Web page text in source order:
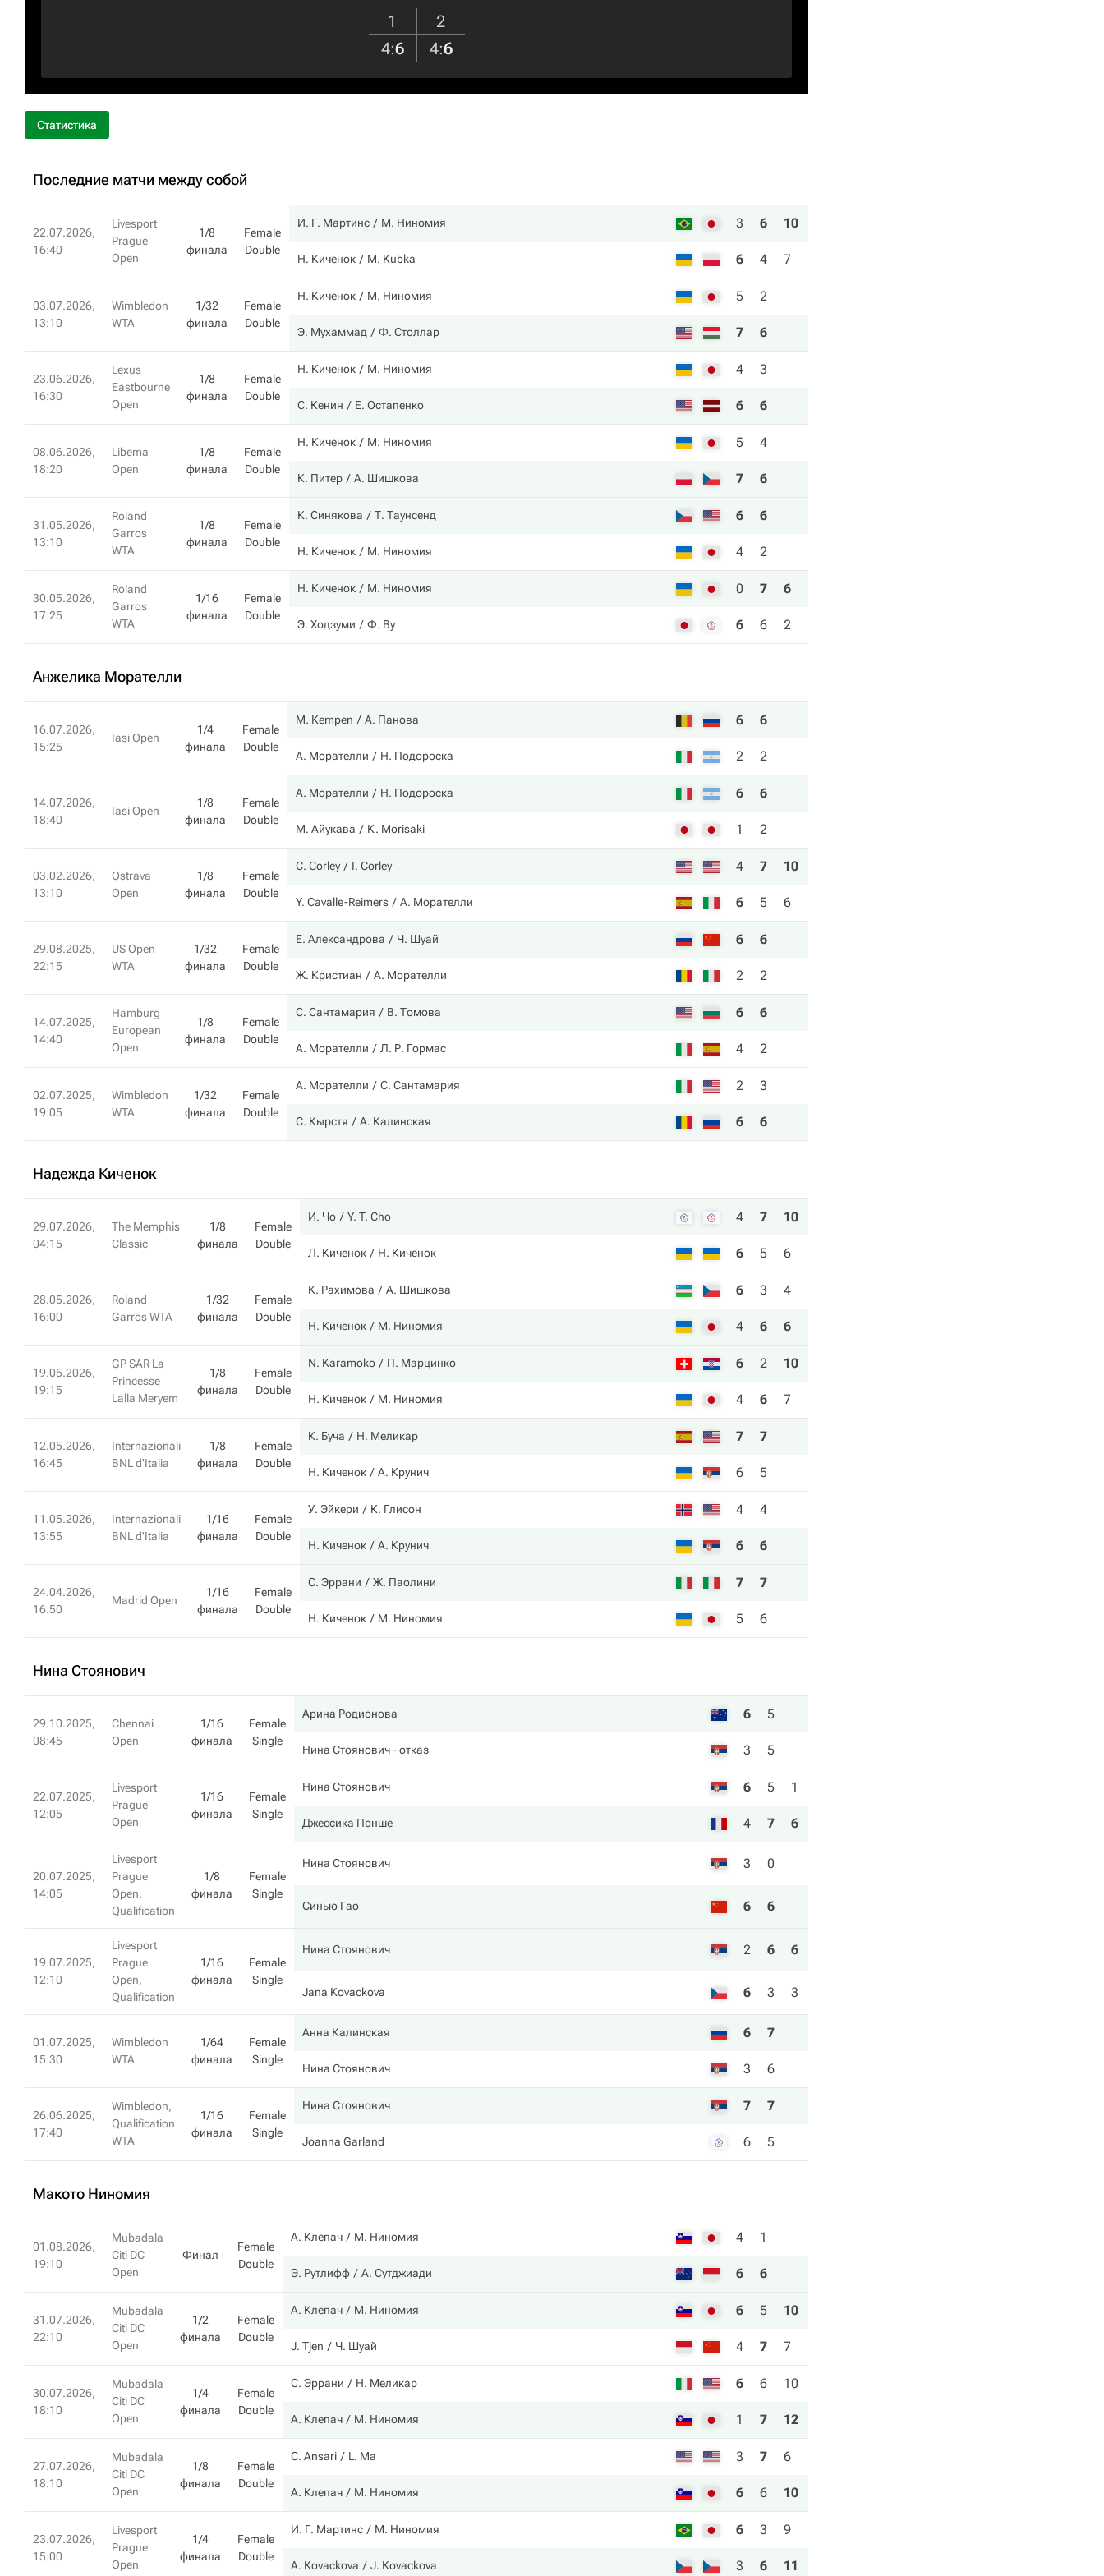
1
2
4:6 4:6
Статистика
Последние матчи между собой
22.07.2026,
16:40
Livesport
Prague
Open
1/8
финала
Female
Double
И. Г. Мартинс М. Ниномия 3 6 10
Н. Киченок M. Kubka 6 4 7
03.07.2026,
13:10
Wimbledon
WTA
1/32
финала
Female
Double
Н. Киченок М. Ниномия 5 2
Э. Мухаммад Ф. Столлар 7 6
23.06.2026,
16:30
Lexus
Eastbourne
Open
1/8
финала
Female
Double
Н. Киченок М. Ниномия 4 3
С. Кенин Е. Остапенко 6 6
08.06.2026,
18:20
Libema
Open
1/8
финала
Female
Double
Н. Киченок М. Ниномия 5 4
К. Питер А. Шишкова 7 6
31.05.2026,
13:10
Roland
Garros
WTA
1/8
финала
Female
Double
К. Синякова Т. Таунсенд 6 6
Н. Киченок М. Ниномия 4 2
30.05.2026,
17:25
Roland
Garros
WTA
1/16
финала
Female
Double
Н. Киченок М. Ниномия 0 7 6
Э. Ходзуми Ф. Ву 6 6 2
Анжелика Морателли
16.07.2026,
15:25
Iasi Open
1/4
финала
Female
Double
M. Kempen А. Панова 6 6
А. Морателли Н. Подороска 2 2
14.07.2026,
18:40
Iasi Open
1/8
финала
Female
Double
А. Морателли Н. Подороска 6 6
М. Айукава K. Morisaki 1 2
03.02.2026,
13:10
Ostrava
Open
1/8
финала
Female
Double
C. Corley I. Corley 4 7 10
Y. Cavalle-Reimers А. Морателли 6 5 6
29.08.2025,
22:15
US Open
WTA
1/32
финала
Female
Double
Е. Александрова Ч. Шуай 6 6
Ж. Кристиан А. Морателли 2 2
14.07.2025,
14:40
Hamburg
European
Open
1/8
финала
Female
Double
С. Сантамария В. Томова 6 6
А. Морателли Л. Р. Гормас 4 2
02.07.2025,
19:05
Wimbledon
WTA
1/32
финала
Female
Double
А. Морателли С. Сантамария 2 3
С. Кырстя А. Калинская 6 6
Надежда Киченок
29.07.2026,
04:15
The Memphis
Classic
1/8
финала
Female
Double
И. Чо Y. T. Cho 4 7 10
Л. Киченок Н. Киченок 6 5 6
28.05.2026,
16:00
Roland
Garros WTA
1/32
финала
Female
Double
К. Рахимова А. Шишкова 6 3 4
Н. Киченок М. Ниномия 4 6 6
19.05.2026,
19:15
GP SAR La
Princesse
Lalla Meryem
1/8
финала
Female
Double
N. Karamoko П. Марцинко 6 2 10
Н. Киченок М. Ниномия 4 6 7
12.05.2026,
16:45
Internazionali
BNL d'Italia
1/8
финала
Female
Double
К. Буча Н. Меликар 7 7
Н. Киченок А. Крунич 6 5
11.05.2026,
13:55
Internazionali
BNL d'Italia
1/16
финала
Female
Double
У. Эйкери К. Глисон 4 4
Н. Киченок А. Крунич 6 6
24.04.2026,
16:50
Madrid Open
1/16
финала
Female
Double
С. Эррани Ж. Паолини 7 7
Н. Киченок М. Ниномия 5 6
Нина Стоянович
29.10.2025,
08:45
Chennai
Open
1/16
финала
Female
Single
Арина Родионова 6 5
Нина Стоянович- отказ 3 5
22.07.2025,
12:05
Livesport
Prague
Open
1/16
финала
Female
Single
Нина Стоянович 6 5 1
Джессика Понше 4 7 6
20.07.2025,
14:05
Livesport
Prague
Open,
Qualification
1/8
финала
Female
Single
Нина Стоянович 3 0
Синью Гао 6 6
19.07.2025,
12:10
Livesport
Prague
Open,
Qualification
1/16
финала
Female
Single
Нина Стоянович 2 6 6
Jana Kovackova 6 3 3
01.07.2025,
15:30
Wimbledon
WTA
1/64
финала
Female
Single
Анна Калинская 6 7
Нина Стоянович 3 6
26.06.2025,
17:40
Wimbledon,
Qualification
WTA
1/16
финала
Female
Single
Нина Стоянович 7 7
Joanna Garland 6 5
Макото Ниномия
01.08.2026,
19:10
Mubadala
Citi DC
Open
Финал
Female
Double
А. Клепач М. Ниномия 4 1
Э. Рутлифф А. Сутджиади 6 6
31.07.2026,
22:10
Mubadala
Citi DC
Open
1/2
финала
Female
Double
А. Клепач М. Ниномия 6 5 10
J. Tjen Ч. Шуай 4 7 7
30.07.2026,
18:10
Mubadala
Citi DC
Open
1/4
финала
Female
Double
С. Эррани Н. Меликар 6 6 10
А. Клепач М. Ниномия 1 7 12
27.07.2026,
18:10
Mubadala
Citi DC
Open
1/8
финала
Female
Double
C. Ansari L. Ma 3 7 6
А. Клепач М. Ниномия 6 6 10
23.07.2026,
15:00
Livesport
Prague
Open
1/4
финала
Female
Double
И. Г. Мартинс М. Ниномия 6 3 9
A. Kovackova J. Kovackova 3 6 11